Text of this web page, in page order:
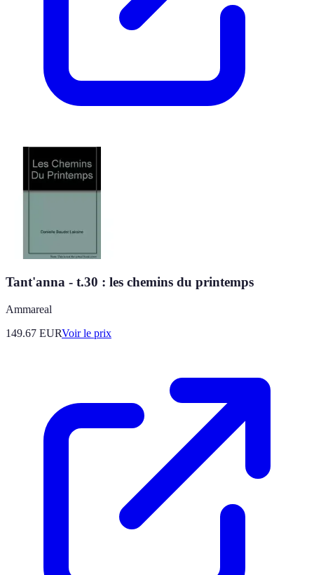
Tant'anna - t.30 : les chemins du printemps
Ammareal
149.67 EURVoir le prix